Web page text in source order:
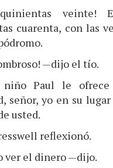
veinte!
cuarenta, con las
—dijo el tío.
Paul le
señor, yo en su
usted.
reflexionó.
ver el dinero —dijo.